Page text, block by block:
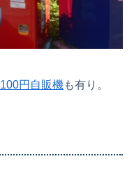
100円自販機も有り。